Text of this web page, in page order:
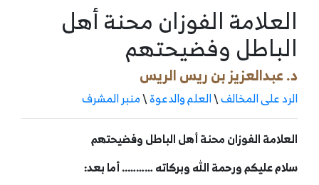
العلامة الفوزان محنة أهل
الباطل وفضيحتهم
د. عبدالعزيز بن ريس الريس
الرد على المخالف\العلم والدعوة\منبر المشرف
العلامة الفوزان محنة أهل الباطل وفضيحتهم
سلام عليكم ورحمة الله وبركاته ……….. أما بعد: